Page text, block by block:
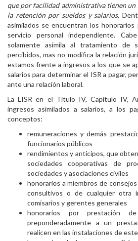
que por facilidad administrativa tienen
la retención por sueldos y salarios.
asimilados se encuentran los
servicio personal independiente.
solamente asimila al tratamiento de
percibidos, mas no modifica la relación
estamos frente a ingresos a los que se
salarios para determinar el ISR a pagar,
ante una relación laboral.
La LISR en el Título IV, Capítulo IV,
ingresos asimilados a salarios, a los
conceptos:
remuneraciones y demás
funcionarios públicos
rendimientos y anticipos, que
sociedades cooperativas de
sociedades y asociaciones civiles
honorarios a miembros de
consultivos o de cualquier otra
comisarios y gerentes generales
honorarios por prestación
preponderadamente a un
realicen en las instalaciones de